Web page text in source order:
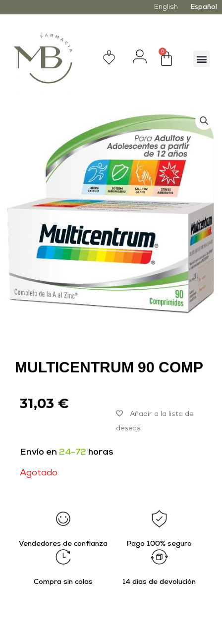
English Español
0
MULTICENTRUM 90 COMP
31,03 €
Añadir a la lista de
deseos
Envío en 24-72 horas
Agotado
Vendedores de confianza Pago 100% seguro
Compra sin colas 14 días de devolución